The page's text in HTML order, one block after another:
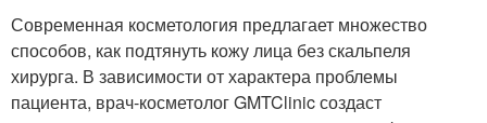
Современная косметология предлагает множество
способов, как подтянуть кожу лица без скальпеля
хирурга. В зависимости от характера проблемы
пациента, врач-косметолог GMTClinic создаст